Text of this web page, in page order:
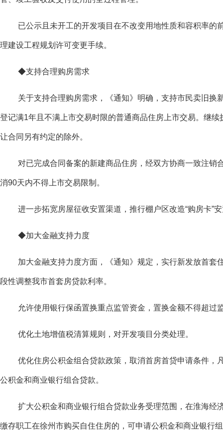
已公示且未开工的开发项目在不改变用地性质和容积率
理建设工程规划许可变更手续。
◆支持合理购房需求
关于支持合理购房需求，《通知》明确，支持市民卖旧
登记满1年且不满上市交易时限的普通商品住房上市交易。继
让合同另有约定的除外。
对已完成合同备案的新建商品住房，经双方协商一致注
消90天内不得上市交易限制。
进一步拓宽房屋征收安置渠道，推行棚户区改造“购房卡”
◆加大金融支持力度
加大金融支持力度方面，《通知》规定，实行新发放首
段性调整我市首套房贷款利率。
允许使用银行保函置换重点监管资金，置换金额不得超
优化土地增值税清算规则，对开发项目分类处理。
优化住房公积金组合贷款政策，取消首房首贷申请条件
公积金和商业银行组合贷款。
扩大公积金和商业银行组合贷款业务受理范围，在淮海
缴存职工在徐州市购买自住住房的，可申请公积金和商业银行